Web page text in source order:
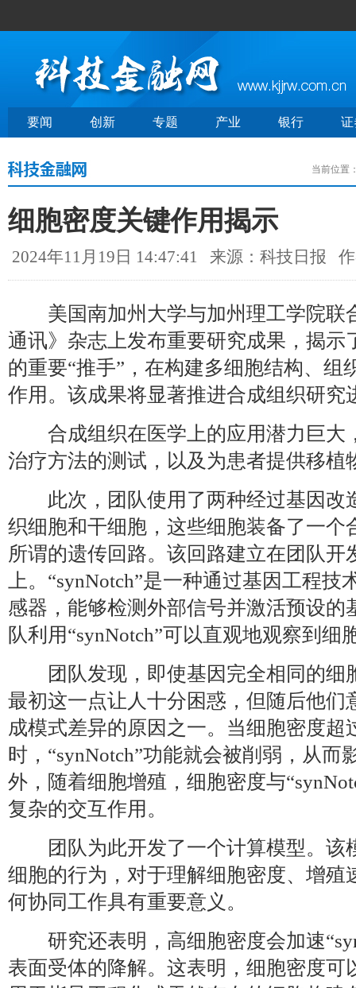
要闻 创新 专题 产业 银行 证
当前位置
细胞密度关键作用揭示
2024年11月19日 14:47:41 来源：科技日报
美国南加州大学与加州理工学院联
通讯》杂志上发布重要研究成果，揭示
的重要“推手”，在构建多细胞结构、组
作用。该成果将显著推进合成组织研究
合成组织在医学上的应用潜力巨大
治疗方法的测试，以及为患者提供移植
此次，团队使用了两种经过基因改
织细胞和干细胞，这些细胞装备了一个
所谓的遗传回路。该回路建立在团队开
上。“synNotch”是一种通过基因工程
感器，能够检测外部信号并激活预设的
队利用“synNotch”可以直观地观察到细
团队发现，即使基因完全相同的细
最初这一点让人十分困惑，但随后他们
成模式差异的原因之一。当细胞密度超
时，“synNotch”功能就会被削弱，从而
外，随着细胞增殖，细胞密度与
复杂的交互作用。
团队为此开发了一个计算模型。该
细胞的行为，对于理解细胞密度、增殖
何协同工作具有重要意义。
研究还表明，高细胞密度会加速
表面受体的降解。这表明，细胞密度可